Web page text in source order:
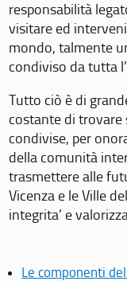
responsabilità
visitare ed
mondo, talmente
condiviso da tutta
Tutto ciò è di
costante di trovare
condivise, per
della comunità
trasmettere alle
Vicenza e le Ville
integrita’ e
Le componenti del